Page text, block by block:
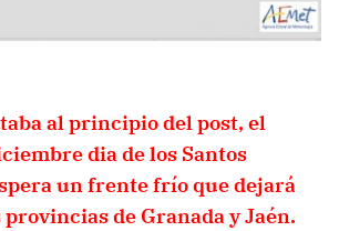
al principio del post, el
dia de los Santos
un frente frío que dejará
provincias de Granada y Jaén.